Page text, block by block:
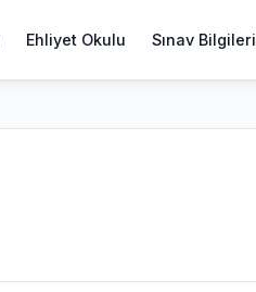
Ehliyet Okulu Sınav Bilgileri